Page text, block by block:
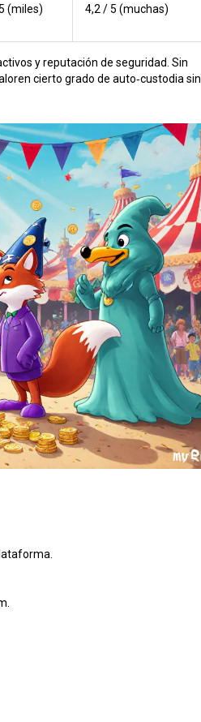
(miles) 4,2 / 5 (muchas)
y reputación de seguridad. Sin
cierto grado de auto‑custodia sin